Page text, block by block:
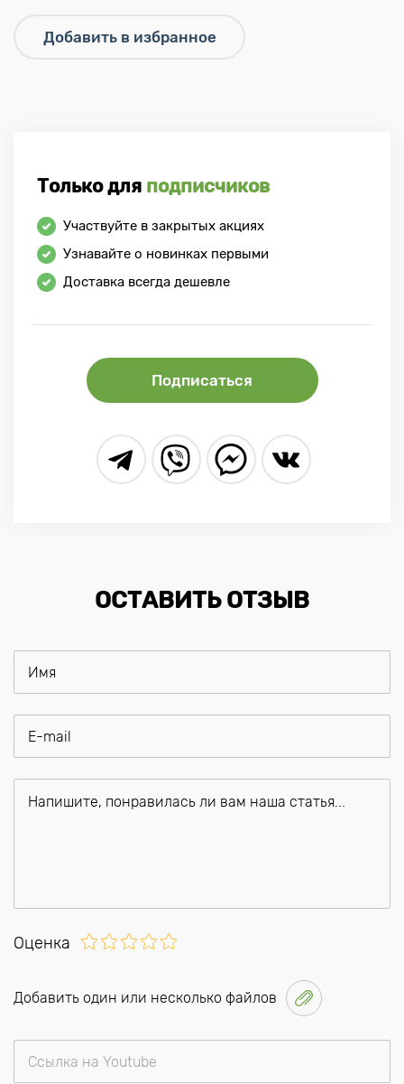
Только для подписчиков
Участвуйте в закрытых акциях
Узнавайте о новинках первыми
Доставка всегда дешевле
Подписаться
ОСТАВИТЬ ОТЗЫВ
Оценка
Добавить один или несколько файлов